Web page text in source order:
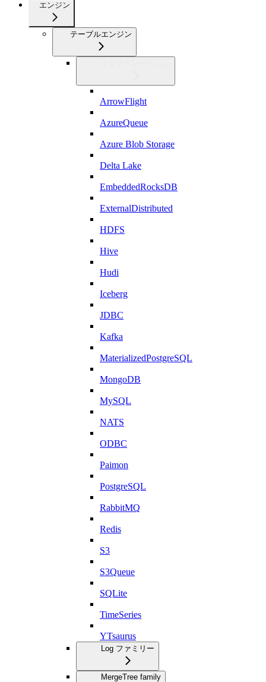
エンジン
テーブルエンジン
ArrowFlight
AzureQueue
Azure Blob Storage
Delta Lake
EmbeddedRocksDB
ExternalDistributed
HDFS
Hive
Hudi
Iceberg
JDBC
Kafka
MaterializedPostgreSQL
MongoDB
MySQL
NATS
ODBC
Paimon
PostgreSQL
RabbitMQ
Redis
S3
S3Queue
SQLite
TimeSeries
YTsaurus
Log ファミリー
MergeTree family